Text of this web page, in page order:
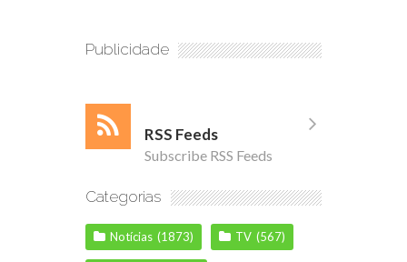
Publicidade
RSS Feeds
Subscribe RSS Feeds
Categorias
Notícias (1873) TV (567)